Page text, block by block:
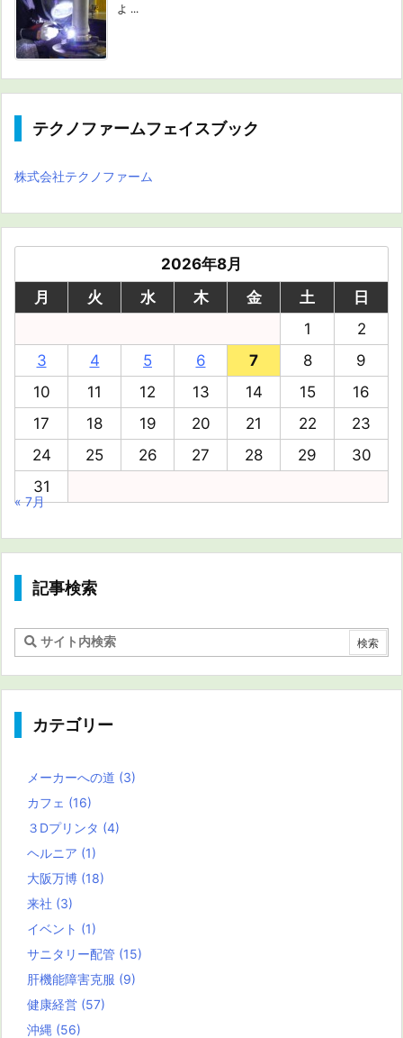
よ ...
テクノファームフェイスブック
株式会社テクノファーム
2026年8月
月
火 水 木 金 土
日
1
2
3
4 5 6 7 8
9
10
11 12 13 14 15
16
17
18 19 20 21 22
23
24
25 26 27 28 29
30
31
« 7月
記事検索
カテゴリー
メーカーへの道 (3)
カフェ (16)
３Dプリンタ (4)
ヘルニア (1)
大阪万博 (18)
来社 (3)
イベント (1)
サニタリー配管 (15)
肝機能障害克服 (9)
健康経営 (57)
沖縄 (56)